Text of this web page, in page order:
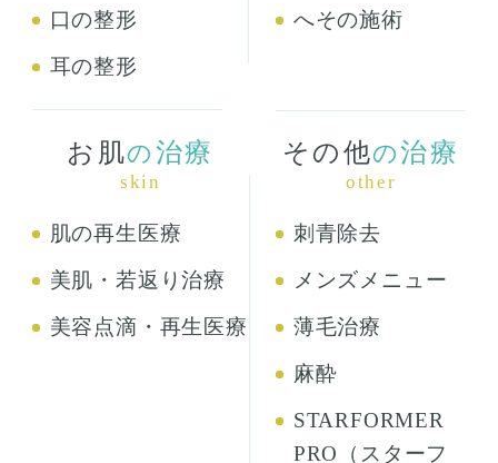
口の整形
耳の整形
へその施術
お肌の 治療
skin
肌の再生医療
美肌・若返り治療
美容点滴・再生医療
その他の治療
other
刺青除去
メンズメニュー
薄毛治療
麻酔
STARFORMER
PRO（スターフ